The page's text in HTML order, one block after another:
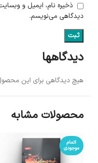
دیدگاهها
هیچ دیدگاهی برای این
ذخیره نام، ایمیل و
دیدگاهی می‌نویسم.
محصولات مشابه
اتمام
موجودی